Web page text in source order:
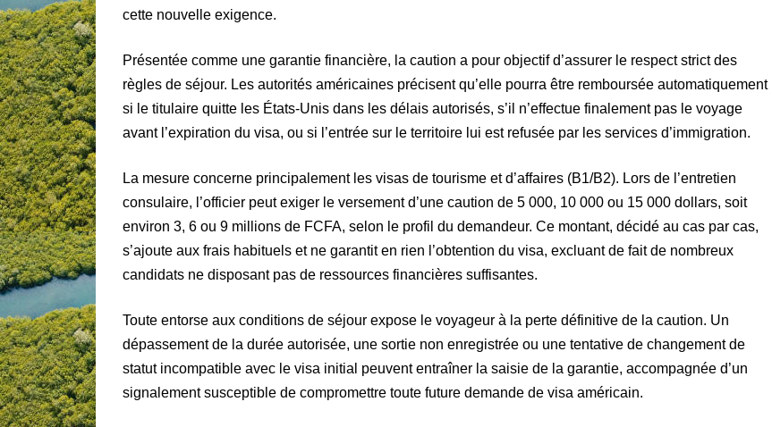
cette nouvelle exigence.
Présentée comme une garantie financière, la caution a pour objectif d’assurer le respect strict des
règles de séjour. Les autorités américaines précisent qu’elle pourra être remboursée automatiquement
si le titulaire quitte les États-Unis dans les délais autorisés, s’il n’effectue finalement pas le voyage
avant l’expiration du visa, ou si l’entrée sur le territoire lui est refusée par les services d’immigration.
La mesure concerne principalement les visas de tourisme et d’affaires (B1/B2). Lors de l’entretien
consulaire, l’officier peut exiger le versement d’une caution de 5 000, 10 000 ou 15 000 dollars, soit
environ 3, 6 ou 9 millions de FCFA, selon le profil du demandeur. Ce montant, décidé au cas par cas,
s’ajoute aux frais habituels et ne garantit en rien l’obtention du visa, excluant de fait de nombreux
candidats ne disposant pas de ressources financières suffisantes.
Toute entorse aux conditions de séjour expose le voyageur à la perte définitive de la caution. Un
dépassement de la durée autorisée, une sortie non enregistrée ou une tentative de changement de
statut incompatible avec le visa initial peuvent entraîner la saisie de la garantie, accompagnée d’un
signalement susceptible de compromettre toute future demande de visa américain.